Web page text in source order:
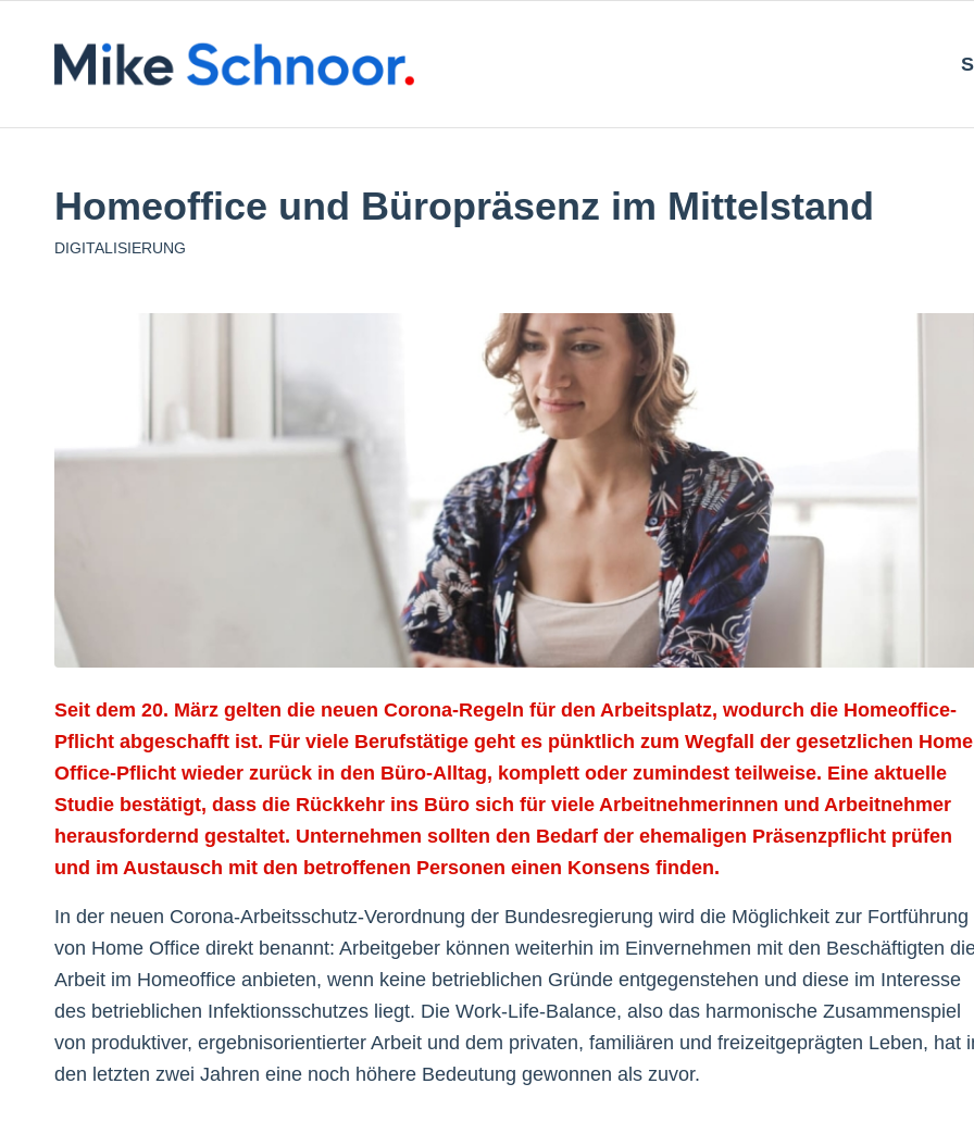
Homeoffice und Büropräsenz im Mittelstand
DIGITALISIERUNG
Seit dem 20. März gelten die neuen Corona-Regeln für den Arbeitsplatz, wodurch die Homeoffice-
Pflicht abgeschafft ist. Für viele Berufstätige geht es pünktlich zum Wegfall der gesetzlichen Home
Office-Pflicht wieder zurück in den Büro-Alltag, komplett oder zumindest teilweise. Eine aktuelle
Studie bestätigt, dass die Rückkehr ins Büro sich für viele Arbeitnehmerinnen und Arbeitnehmer
herausfordernd gestaltet. Unternehmen sollten den Bedarf der ehemaligen Präsenzpflicht prüfen
und im Austausch mit den betroffenen Personen einen Konsens finden.
In der neuen Corona-Arbeitsschutz-Verordnung der Bundesregierung wird die Möglichkeit zur Fortführung
von Home Office direkt benannt: Arbeitgeber können weiterhin im Einvernehmen mit den Beschäftigten
Arbeit im Homeoffice anbieten, wenn keine betrieblichen Gründe entgegenstehen und diese im Interesse
des betrieblichen Infektionsschutzes liegt. Die Work-Life-Balance, also das harmonische Zusammenspiel
von produktiver, ergebnisorientierter Arbeit und dem privaten, familiären und freizeitgeprägten Leben, hat
den letzten zwei Jahren eine noch höhere Bedeutung gewonnen als zuvor.